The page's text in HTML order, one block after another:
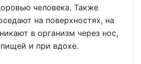
человека. Также
на поверхностях, на
в организм через нос,
и при вдохе.